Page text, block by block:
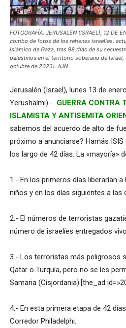
FOTOGRAFÍA. JERUSALÉN (ISRAEL), 12 DE
combo de fotos de los rehenes israelíes,
islámico de Gaza, tras 98 días de su
palestinos en el territorio soberano de
octubre de 2023). AJN
Jerusalén (Israel), lunes 13 de
Yerushalmi).- GUERRA CONTRA
ISLAMISTA Y ANTISEMITA
sabemos del acuerdo de alto de
próximo a anunciarse? Hamás
los largo de 42 días. La «mayoría»
1.- En los primeros días liberarían
niños y en los días siguientes a las
2.- El números de terroristas
número de israelíes entregados
3.- Los terroristas más peligrosos
Qatar o Turquía, pero no se les
Samaria (Cisjordania).[the_ad
4.- En esta primera etapa de 42
Corredor Philadelphi.